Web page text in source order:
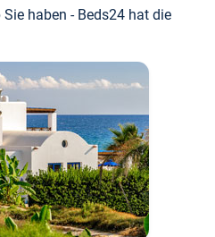
haben - Beds24 hat die